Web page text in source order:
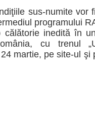
sus-numite vor
programului
călătorie inedită în
cu trenul
martie, pe site-ul şi